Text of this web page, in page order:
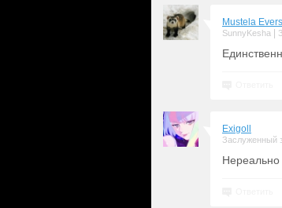
Mustela
SunnyKesha
Exigoll
Заслуженный
Нереально